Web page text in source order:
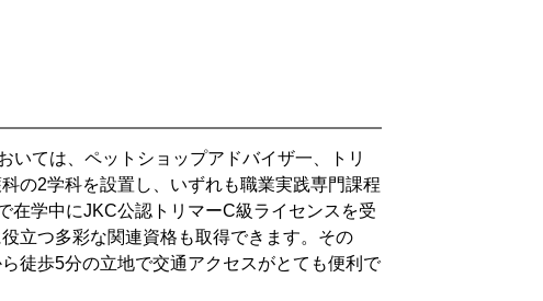
ては、ペットショップアドバイザ一、トリ
の2学科を設置し、いずれも職業実践専門課程
在学中にJKC公認トリマーC級ライセンスを受
立つ多彩な関連資格も取得できます。その
徒歩5分の立地で交通アクセスがとても便利で